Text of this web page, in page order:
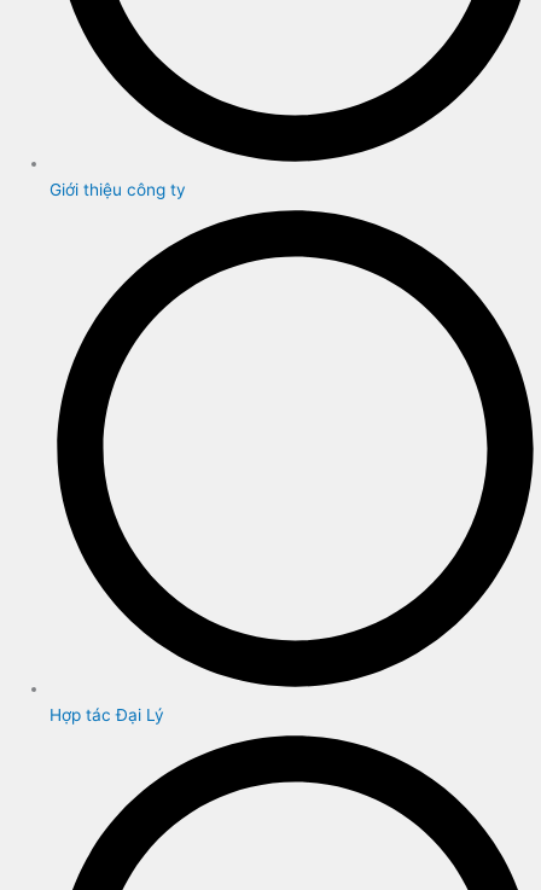
Giới thiệu công ty
Hợp tác Đại Lý